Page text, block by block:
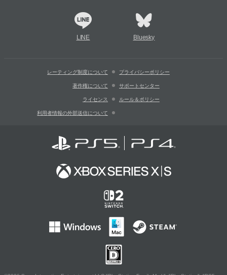
LINE Bluesky
レーティング制度について プライバシーポリシー
著作権について サポートセンター
ライセンス ルール＆ポリシー
利用者情報の外部送信について